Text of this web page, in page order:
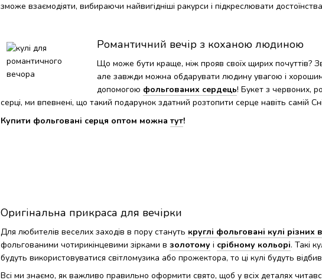
зможе взаємодіяти, вибираючи найвигідніші ракурси і підкреслювати
Романтичний вечір з коханою людиною
Що може бути краще, ніж прояв своїх щирих почуттів?
але завжди можна обдарувати людину увагою і
допомогою фольгованих сердець! Букет з червоних,
серці, ми впевнені, що такий подарунок здатний розтопити серце навіть самій
Купити фольговані серця оптом можна тут!
Оригінальна прикраса для вечірки
Для любителів веселих заходів в пору стануть круглі фольговані кулі різних
фольгованими чотирикінцевими зірками в золотому і срібному кольорі. Такі
будуть використовуватися світломузика або прожектора, то ці кулі будуть
Всі ми знаємо, як важливо правильно оформити свято, щоб у всіх деталях